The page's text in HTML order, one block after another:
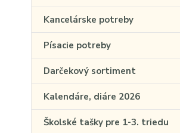
Kancelárske potreby
Písacie potreby
Darčekový sortiment
Kalendáre, diáre 2026
Školské tašky pre 1-3. triedu